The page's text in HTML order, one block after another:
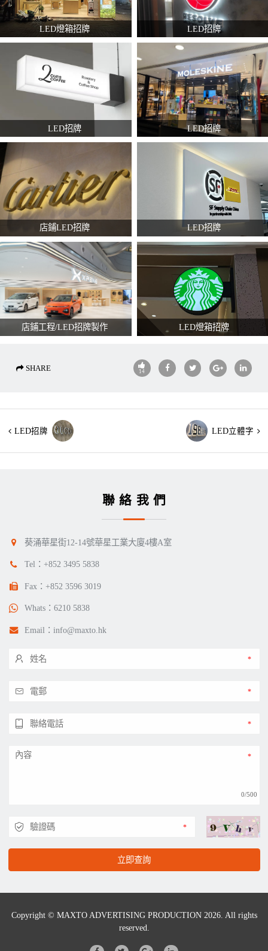
LED燈箱招牌 LED招牌
LED招牌 LED招牌
店鋪LED招牌 LED招牌
店鋪工程/LED招牌製作 LED燈箱招牌
SHARE 14
LED招牌 LED立體字
聯絡我們
葵涌華星街12-14號華星工業大廈4樓A室
Tel： +852 3495 5838
Fax：+852 3596 3019
Whats： 6210 5838
Email： info@maxto.hk
0/500
立即查詢
Copyright © MAXTO ADVERTISING PRODUCTION 2026. All rights
reserved.